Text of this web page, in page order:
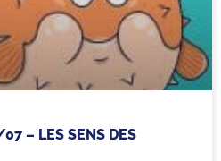
– LES SENS DES